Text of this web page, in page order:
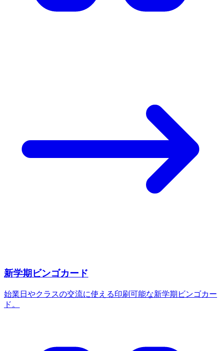
新学期ビンゴカード
始業日やクラスの交流に使える印刷可能な新学期ビンゴカー
ド。